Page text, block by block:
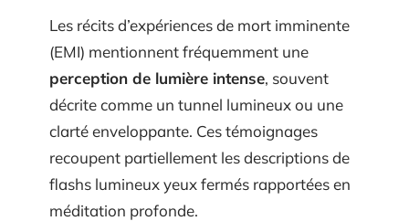
Les récits d’expériences de mort imminente
(EMI) mentionnent fréquemment une
perception de lumière intense, souvent
décrite comme un tunnel lumineux ou une
clarté enveloppante. Ces témoignages
recoupent partiellement les descriptions de
flashs lumineux yeux fermés rapportées en
méditation profonde.